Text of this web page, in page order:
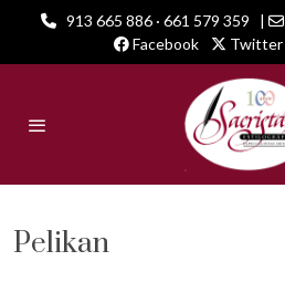
913 665 886 · 661 579 359 |
Facebook
Twitter
Pelikan